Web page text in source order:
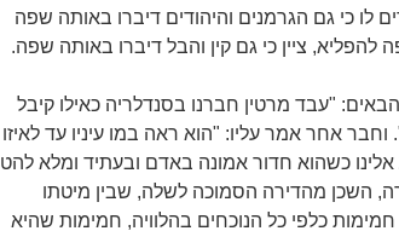
לו כי גם הגרמנים והיהודים דיברו באותה שפה
להפליא, ציין כי גם קין והבל דיברו באותה שפה.
"עבד מרטין חברנו בסנדלריה כאילו קיבל
אחר אמר עליו: "הוא ראה במו עיניו עד לאיזו
כשהוא חדור אמונה באדם ובעתיד ומלא להט
מהדירה הסמוכה לשלה, שבין מיטתו
כלפי כל הנוכחים בהלוויה, חמימות שהיא